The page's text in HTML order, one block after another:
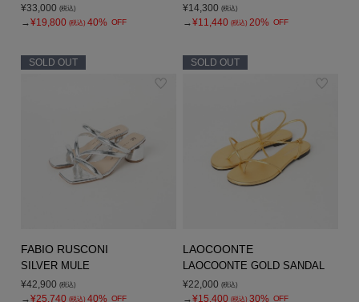
¥33,000 (税込)
→¥19,800 (税込) 40% OFF
¥14,300 (税込)
→¥11,440 (税込) 20% OFF
SOLD OUT
FABIO RUSCONI
SILVER MULE
¥42,900 (税込)
→¥25,740 (税込) 40% OFF
SOLD OUT
LAOCOONTE
LAOCOONTE GOLD SANDAL
¥22,000 (税込)
→¥15,400 (税込) 30% OFF